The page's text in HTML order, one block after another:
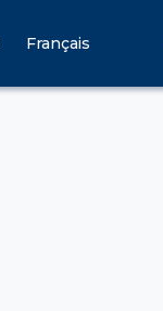
Français